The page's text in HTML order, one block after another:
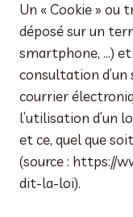
Un « Cookie » ou
déposé sur un
smartphone, …)
consultation d’un
courrier
l’utilisation d’un
et ce, quel que
(source : https://
dit-la-loi).